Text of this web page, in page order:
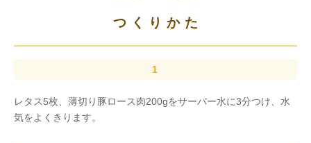
つくりかた
レタス5枚、薄切り豚ロース肉200gをサーバー水に3分つけ、水
気をよくきります。